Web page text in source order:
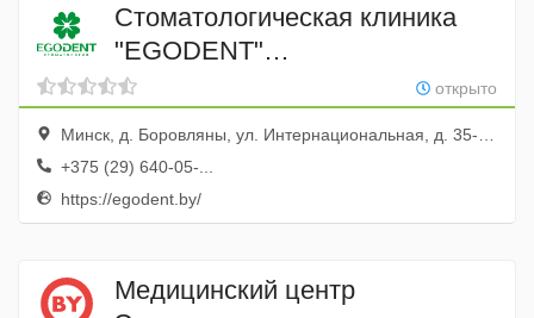
Стоматологическая клиника
"EGODENT"
(Стоматологическое отделение
ООО "КассТехноСервис")
открыто
Минск, д. Боровляны, ул. Интернациональная, д. 35-127
+375 (29) 640-05-...
https://egodent.by/
Медицинский центр